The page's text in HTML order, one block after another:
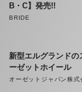
B・C】発売!!
BRIDE
新型エルグランドの
ーゼットホイール
オーゼットジャパン株式